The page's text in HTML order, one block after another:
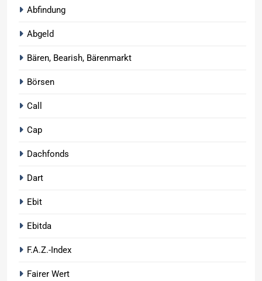
Abfindung
Abgeld
Bären, Bearish, Bärenmarkt
Börsen
Call
Cap
Dachfonds
Dart
Ebit
Ebitda
F.A.Z.-Index
Fairer Wert